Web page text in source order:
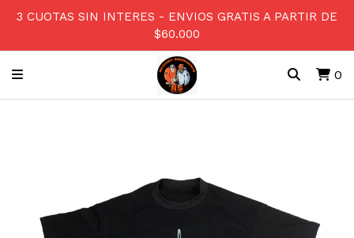
3 CUOTAS SIN INTERES - ENVIOS GRATIS A PARTIR DE
$60.000
0